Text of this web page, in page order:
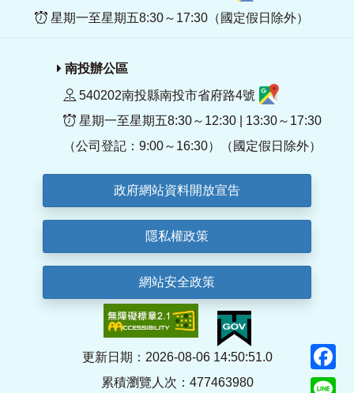
星期一至星期五8:30～17:30（國定假日除外）
南投辦公區
540202南投縣南投市省府路4號
星期一至星期五8:30～12:30 | 13:30～17:30
（公司登記：9:00～16:30）（國定假日除外）
政府網站資料開放宣告
隱私權政策
網站安全政策
更新日期：2026-08-06 14:50:51.0
累積瀏覽人次：477463980